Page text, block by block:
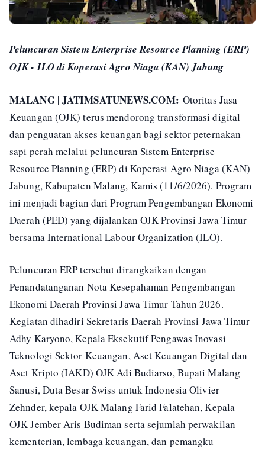
Peluncuran Sistem Enterprise Resource Planning (ERP)
OJK - ILO di Koperasi Agro Niaga (KAN) Jabung
MALANG | JATIMSATUNEWS.COM: Otoritas Jasa
Keuangan (OJK) terus mendorong transformasi digital
dan penguatan akses keuangan bagi sektor peternakan
sapi perah melalui peluncuran Sistem Enterprise
Resource Planning (ERP) di Koperasi Agro Niaga (KAN)
Jabung, Kabupaten Malang, Kamis (11/6/2026). Program
ini menjadi bagian dari Program Pengembangan Ekonomi
Daerah (PED) yang dijalankan OJK Provinsi Jawa Timur
bersama International Labour Organization (ILO).
Peluncuran ERP tersebut dirangkaikan dengan
Penandatanganan Nota Kesepahaman Pengembangan
Ekonomi Daerah Provinsi Jawa Timur Tahun 2026.
Kegiatan dihadiri Sekretaris Daerah Provinsi Jawa Timur
Adhy Karyono, Kepala Eksekutif Pengawas Inovasi
Teknologi Sektor Keuangan, Aset Keuangan Digital dan
Aset Kripto (IAKD) OJK Adi Budiarso, Bupati Malang
Sanusi, Duta Besar Swiss untuk Indonesia Olivier
Zehnder, kepala OJK Malang Farid Falatehan, Kepala
OJK Jember Aris Budiman serta sejumlah perwakilan
kementerian, lembaga keuangan, dan pemangku